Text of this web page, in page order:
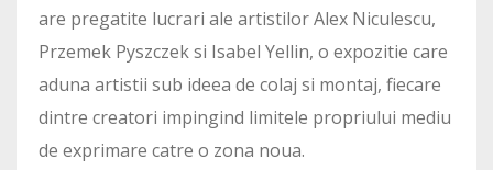
are pregatite lucrari ale artistilor Alex Niculescu,
Przemek Pyszczek si Isabel Yellin, o expozitie care
aduna artistii sub ideea de colaj si montaj, fiecare
dintre creatori impingind limitele propriului mediu
de exprimare catre o zona noua.